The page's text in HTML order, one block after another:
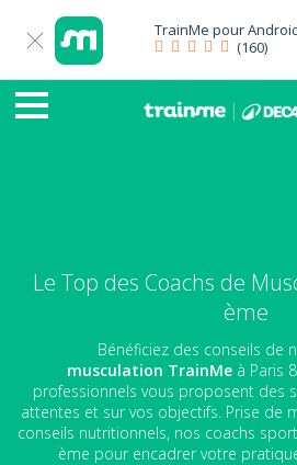
TrainMe pour
(160)
Le Top des Coachs de
ème
Bénéficiez des conseils de
musculation TrainMe à Paris
professionnels vous proposent des
attentes et sur vos objectifs. Prise de
conseils nutritionnels, nos coachs
ème pour encadrer votre